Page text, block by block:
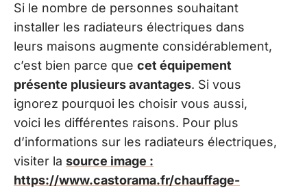
Si le nombre de personnes souhaitant
installer les radiateurs électriques dans
leurs maisons augmente considérablement,
c’est bien parce que cet équipement
présente plusieurs avantages. Si vous
ignorez pourquoi les choisir vous aussi,
voici les différentes raisons. Pour plus
d’informations sur les radiateurs électriques,
visiter la source image :
https://www.castorama.fr/chauffage-